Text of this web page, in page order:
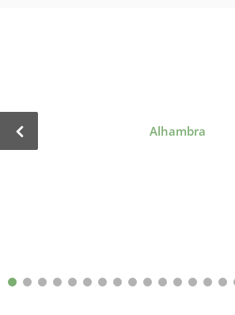
Alhambra